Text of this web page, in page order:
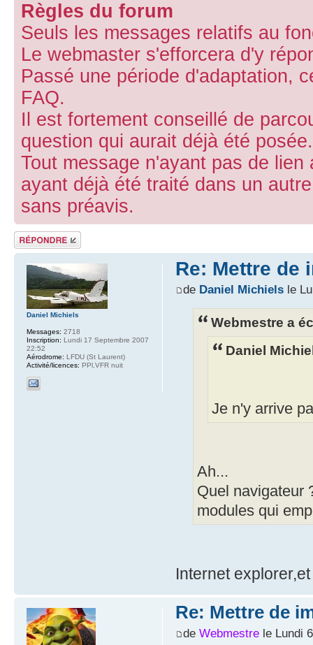
Règles du forum
Seuls les messages relatifs au
Le webmaster s'efforcera d'y
Passé une période d'adaptation,
FAQ.
Il est fortement conseillé de
question qui aurait déjà été posée.
Tout message n'ayant pas de
ayant déjà été traité dans un
sans préavis.
Répondre
Re: Mettre de
de Daniel Michielsle
Webmestre a
Daniel
Je n'y arrive
Ah...
Quel navigateur
modules qui
Internet
Daniel Michiels
Messages: 2718
Inscription: Lundi 17 Septembre 2007
22:52
Aérodrome: LFDU (St Laurent)
Activité/licences: PPl,VFR nuit
Re: Mettre de
de Webmestrele Lundi